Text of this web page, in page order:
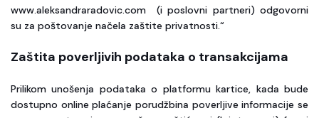
www.aleksandraradovic.com (i poslovni partneri) odgovorni
su za poštovanje načela zaštite privatnosti.“
Zaštita poverljivih podataka o transakcijama
Prilikom unošenja podataka o platformu kartice, kada bude
dostupno online plaćanje porudžbina poverljive informacije se